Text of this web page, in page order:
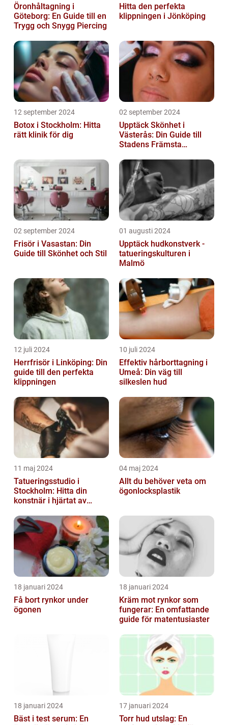
Öronhåltagning i
Göteborg: En Guide till en
Trygg och Snygg Piercing
Hitta den perfekta
klippningen i Jönköping
12 september 2024
Botox i Stockholm: Hitta
rätt klinik för dig
02 september 2024
Upptäck Skönhet i
Västerås: Din Guide till
Stadens Främsta
02 september 2024
Frisör i Vasastan: Din
Guide till Skönhet och Stil
01 augusti 2024
Upptäck hudkonstverk -
tatueringskulturen i
Malmö
12 juli 2024
Herrfrisör i Linköping: Din
guide till den perfekta
klippningen
10 juli 2024
Effektiv hårborttagning i
Umeå: Din väg till
silkeslen hud
11 maj 2024
Tatueringsstudio i
Stockholm: Hitta din
konstnär i hjärtat av
04 maj 2024
Allt du behöver veta om
ögonlocksplastik
18 januari 2024
Få bort rynkor under
ögonen
18 januari 2024
Kräm mot rynkor som
fungerar: En omfattande
guide för matentusiaster
18 januari 2024
Bäst i test serum: En
17 januari 2024
Torr hud utslag: En